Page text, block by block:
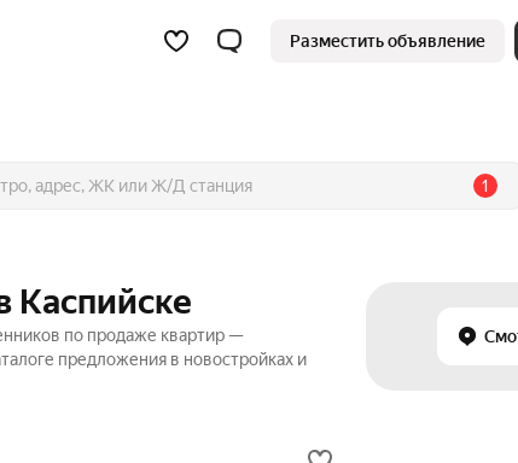
Разместить объявление
1
Каспийске
по продаже квартир —
предложения в новостройках и